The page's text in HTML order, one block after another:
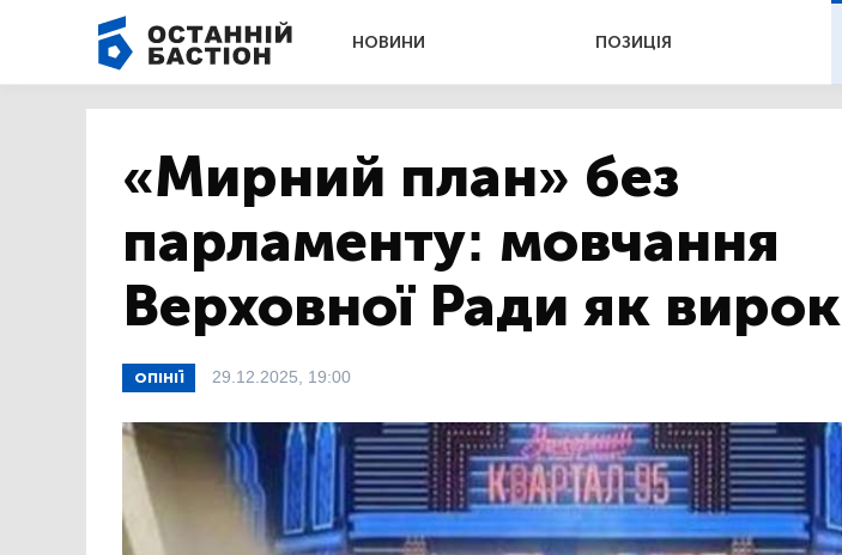
НОВИНИ ПОЗИЦІЯ
«Мирний план» без
парламенту: мовчання
Верховної Ради як вирок
ОПІНІЇ 29.12.2025, 19:00